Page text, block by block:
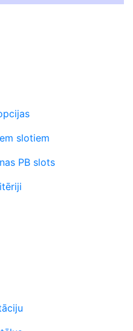
slotiem
PB slots